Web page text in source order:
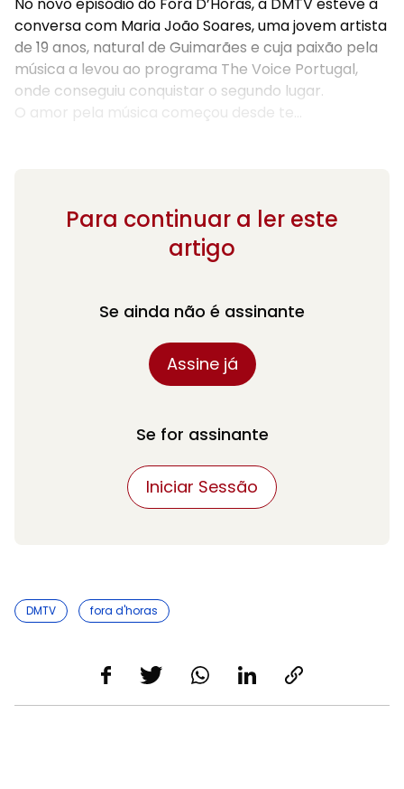
conversa com Maria João Soares, uma jovem artista
de 19 anos, natural de Guimarães e cuja paixão pela
música a levou ao programa The Voice Portugal,
onde conseguiu conquistar o segundo lugar.
O amor pela música começou desde te...
Para continuar a ler este
artigo
Se ainda não é assinante
Assine já
Se for assinante
Iniciar Sessão
DMTV fora d'horas